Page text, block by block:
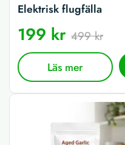
Elektrisk flugfälla
199 kr 499 kr
Läs mer